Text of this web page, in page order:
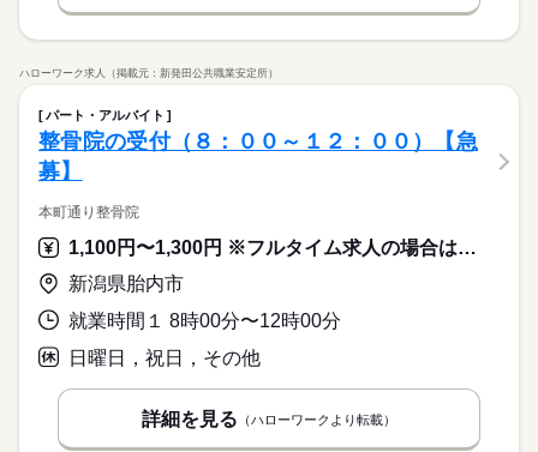
ハローワーク求人（掲載元：新発田公共職業安定所）
パート・アルバイト
整骨院の受付（８：００～１２：００）【急
募】
本町通り整骨院
1,100円〜1,300円 ※フルタイム求人の場合は月額（換算額）、パート求人の場合は時間額を表示しています。
新潟県胎内市
就業時間１ 8時00分〜12時00分
日曜日，祝日，その他
詳細を見る （ハローワークより転載）